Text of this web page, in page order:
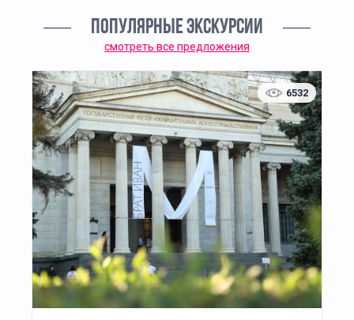
ПОПУЛЯРНЫЕ ЭКСКУРСИИ
смотреть все предложения
6532